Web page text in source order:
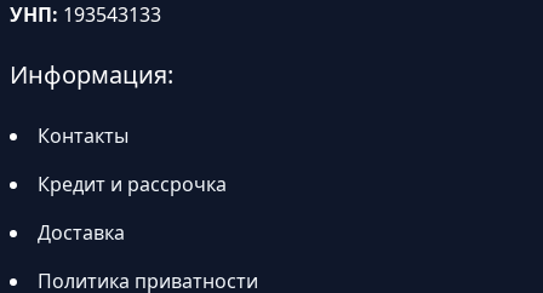
УНП: 193543133
Информация:
Контакты
Кредит и рассрочка
Доставка
Политика приватности